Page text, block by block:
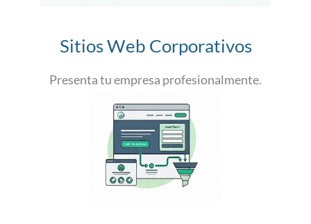
Sitios Web Corporativos
Presenta tu empresa profesionalmente.